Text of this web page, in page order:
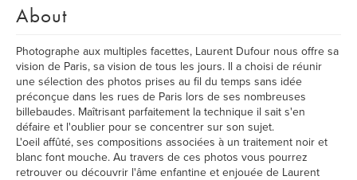
About
Photographe aux multiples facettes, Laurent Dufour nous offre sa
vision de Paris, sa vision de tous les jours. Il a choisi de réunir
une sélection des photos prises au fil du temps sans idée
préconçue dans les rues de Paris lors de ses nombreuses
billebaudes. Maîtrisant parfaitement la technique il sait s'en
défaire et l'oublier pour se concentrer sur son sujet.
L'oeil affûté, ses compositions associées à un traitement noir et
blanc font mouche. Au travers de ces photos vous pourrez
retrouver ou découvrir l'âme enfantine et enjouée de Laurent